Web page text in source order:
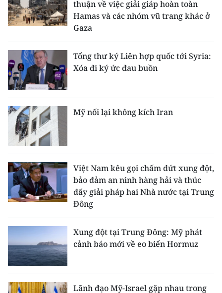
Đông Nam Bộ
Đồng bằng sông Cửu Long
Chuyên trang Hà Nội
Chuyên trang TP. Hồ Chí Minh
CHUYÊN ĐỀ
CÁC CHUYÊN TRANG
VỀ BÁO NHÂN DÂN
THỜI NAY
NHÂN DÂN CUỐI TUẦN
MUA BÁO
ĐỌC BÁO IN
thuận về việc giải giáp hoàn toàn
Hamas và các nhóm vũ trang khác ở
Gaza
Tổng thư ký Liên hợp quốc tới Syria:
Xóa đi ký ức đau buồn
Mỹ nối lại không kích Iran
Việt Nam kêu gọi chấm dứt xung đột,
bảo đảm an ninh hàng hải và thúc
đẩy giải pháp hai Nhà nước tại Trung
Đông
Xung đột tại Trung Đông: Mỹ phát
cảnh báo mới về eo biển Hormuz
Lãnh đạo Mỹ-Israel gặp nhau trong